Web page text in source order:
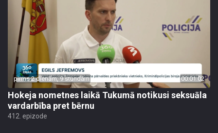
pirms 2 dienām, 9 stundām 00:01:02
Hokeja nometnes laikā Tukumā notikusi seksuāla
vardarbība pret bērnu
412. epizode